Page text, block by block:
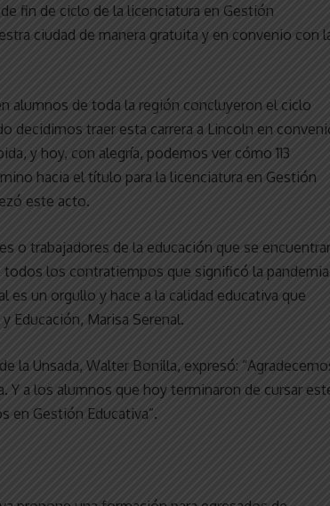
fin de ciclo de la licenciatura en Gestión
ciudad de manera gratuita y en convenio con
alumnos de toda la región concluyeron el ciclo
decidimos traer esta carrera a Lincoln en
y hoy, con alegría, podemos ver cómo 113
hacia el título para la licenciatura en Gestión
este acto.
o trabajadores de la educación que se
los contratiempos que significó la
es un orgullo y hace a la calidad educativa que
Educación, Marisa Serenal.
la Unsada, Walter Bonilla, expresó:
Y a los alumnos que hoy terminaron de cursar
en Gestión Educativa”.